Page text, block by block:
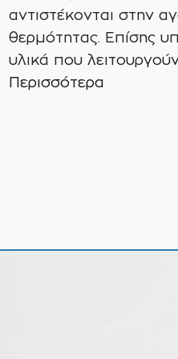
αντιστέκονται στην
θερμότητας. Επίσης
υλικά που
Περισσότερα